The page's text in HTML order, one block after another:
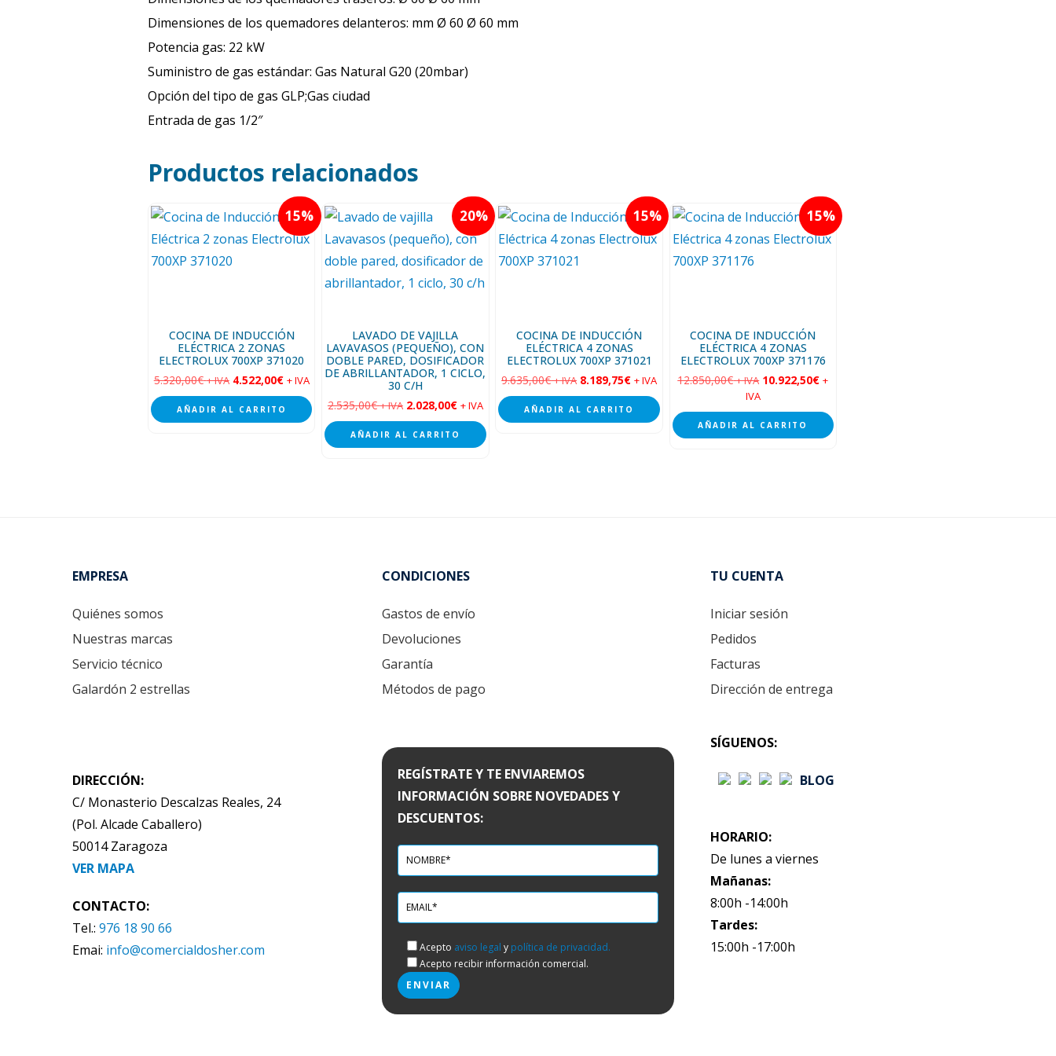
Dimensiones de los quemadores delanteros: mm Ø 60 Ø 60 mm
Potencia gas: 22 kW
Suministro de gas estándar: Gas Natural G20 (20mbar)
Opción del tipo de gas GLP;Gas ciudad
Entrada de gas 1/2″
Productos relacionados
15
COCINA DE INDUCCIÓN
ELÉCTRICA 2 ZONAS
ELECTROLUX 700XP 371020
5.320,00€ + IVA 4.522,00€ + IVA
AÑADIR AL CARRITO
20
LAVADO DE VAJILLA
LAVAVASOS (PEQUEÑO), CON
DOBLE PARED, DOSIFICADOR
DE ABRILLANTADOR, 1 CICLO,
30 C/H
2.535,00€ + IVA 2.028,00€ + IVA
AÑADIR AL CARRITO
15
COCINA DE INDUCCIÓN
ELÉCTRICA 4 ZONAS
ELECTROLUX 700XP 371021
9.635,00€ + IVA 8.189,75€ + IVA
AÑADIR AL CARRITO
15
COCINA DE INDUCCIÓN
ELÉCTRICA 4 ZONAS
ELECTROLUX 700XP 371176
12.850,00€ + IVA 10.922,50€ +
IVA
AÑADIR AL CARRITO
EMPRESA
Quiénes somos
Nuestras marcas
Servicio técnico
Galardón 2 estrellas
DIRECCIÓN:
C/ Monasterio Descalzas Reales, 24
(Pol. Alcade Caballero)
50014 Zaragoza
VER MAPA
CONTACTO:
Tel.: 976 18 90 66
Emai: info@comercialdosher.com
CONDICIONES
Gastos de envío
Devoluciones
Garantía
Métodos de pago
REGÍSTRATE Y TE ENVIAREMOS
INFORMACIÓN SOBRE NOVEDADES Y
DESCUENTOS:
Acepto aviso legal y política de privacidad.
Acepto recibir información comercial.
TU CUENTA
Iniciar sesión
Pedidos
Facturas
Dirección de entrega
SÍGUENOS:
BLOG
HORARIO:
De lunes a viernes
Mañanas:
8:00h -14:00h
Tardes:
15:00h -17:00h